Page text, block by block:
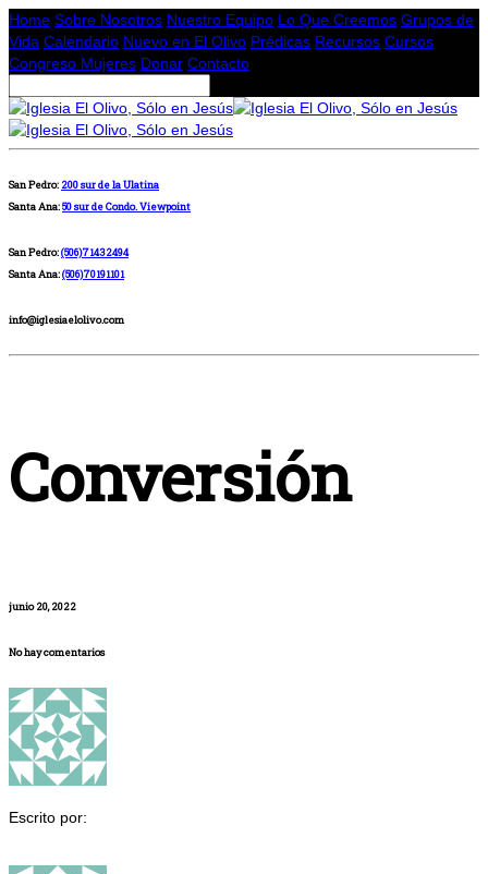
Home Sobre Nosotros Nuestro Equipo Lo Que Creemos Grupos de
Vida Calendario Nuevo en El Olivo Prédicas Recursos Cursos
Congreso Mujeres Donar Contacto
San Pedro: 200 sur de la Ulatina
Santa Ana:50 sur de Condo. Viewpoint
San Pedro:(506)71432494
Santa Ana:(506)70191101
info@iglesiaelolivo.com
Conversión
junio 20, 2022
No hay comentarios
Escrito por: